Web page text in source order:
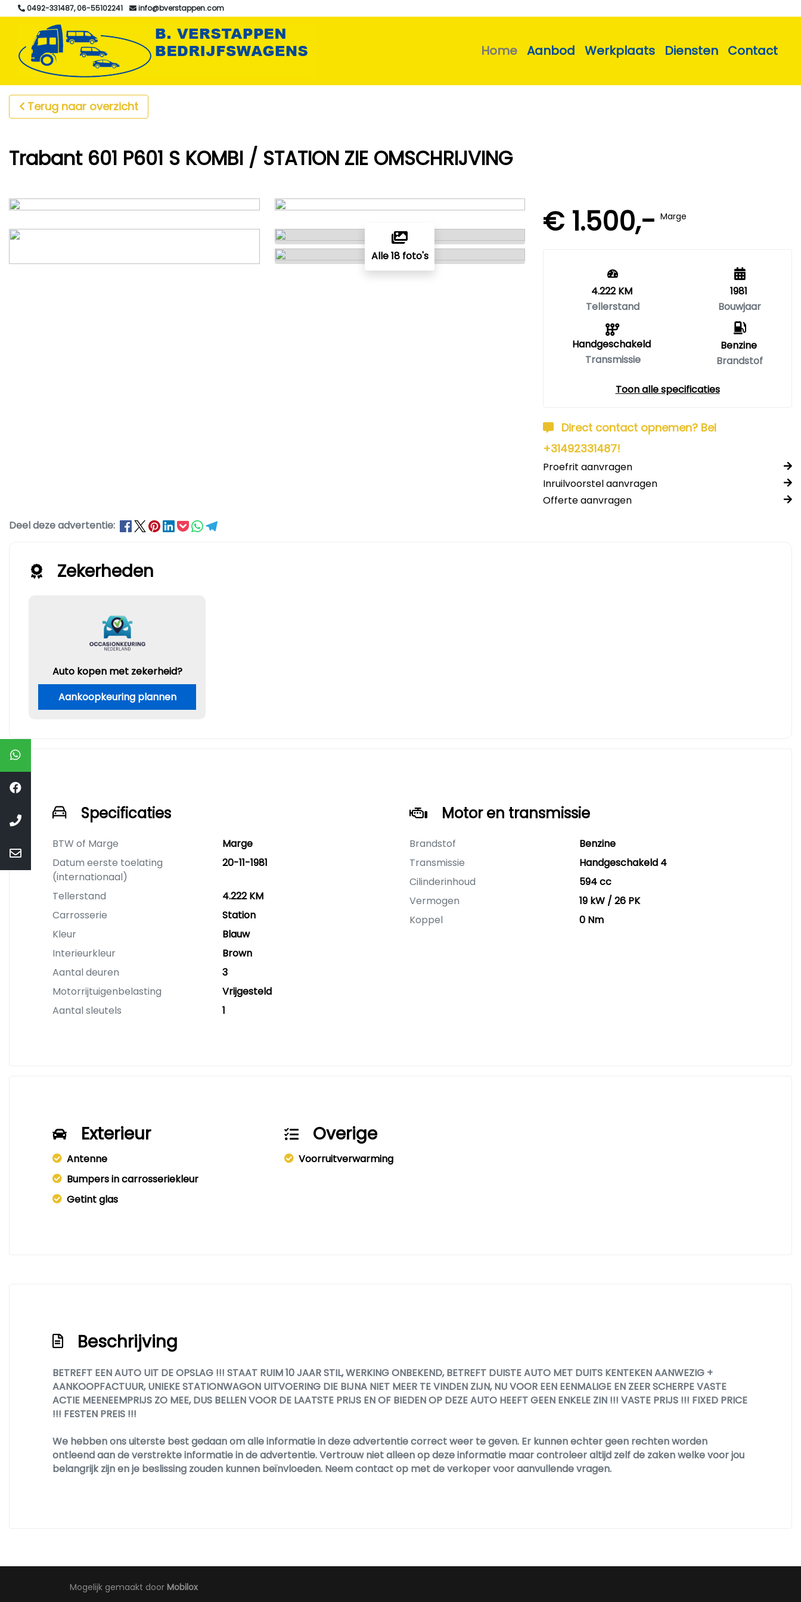
0492-331487, 06-55102241 info@bverstappen.com
Home Aanbod Werkplaats Diensten Contact
Terug naar overzicht
Trabant 601 P601 S KOMBI / STATION ZIE OMSCHRIJVING
Alle 18 foto's
€ 1.500,- Marge
4.222 KM
Tellerstand
Handgeschakeld
Transmissie
1981
Bouwjaar
Benzine
Brandstof
Toon alle specificaties
Direct contact opnemen? Bel
+31492331487!
Proefrit aanvragen
Inruilvoorstel aanvragen
Offerte aanvragen
Deel deze advertentie:
Zekerheden
Auto kopen met zekerheid?
Aankoopkeuring plannen
Specificaties
BTW of Marge
Marge
Datum eerste toelating
(internationaal)
20-11-1981
Tellerstand
4.222 KM
Carrosserie
Station
Kleur
Blauw
Interieurkleur
Brown
Aantal deuren
3
Motorrijtuigenbelasting
Vrijgesteld
Aantal sleutels
1
Motor en transmissie
Brandstof
Benzine
Transmissie
Handgeschakeld 4
Cilinderinhoud
594 cc
Vermogen
19 kW / 26 PK
Koppel
0 Nm
Exterieur
Antenne
Bumpers in carrosseriekleur
Getint glas
Overige
Voorruitverwarming
Beschrijving
BETREFT EEN AUTO UIT DE OPSLAG !!! STAAT RUIM 10 JAAR STIL, WERKING ONBEKEND, BETREFT DUISTE AUTO MET DUITS KENTEKEN AANWEZIG +
AANKOOPFACTUUR, UNIEKE STATIONWAGON UITVOERING DIE BIJNA NIET MEER TE VINDEN ZIJN, NU VOOR EEN EENMALIGE EN ZEER SCHERPE VASTE
ACTIE MEENEEMPRIJS ZO MEE, DUS BELLEN VOOR DE LAATSTE PRIJS EN OF BIEDEN OP DEZE AUTO HEEFT GEEN ENKELE ZIN !!! VASTE PRIJS !!! FIXED PRICE
!!! FESTEN PREIS !!!
We hebben ons uiterste best gedaan om alle informatie in deze advertentie correct weer te geven. Er kunnen echter geen rechten worden
ontleend aan de verstrekte informatie in de advertentie. Vertrouw niet alleen op deze informatie maar controleer altijd zelf de zaken welke voor jou
belangrijk zijn en je beslissing zouden kunnen beïnvloeden. Neem contact op met de verkoper voor aanvullende vragen.
Mogelijk gemaakt door Mobilox